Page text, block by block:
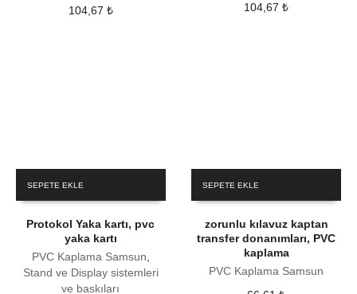
104,67 ₺
104,67₺
SEPETE EKLE
Protokol Yaka kartı, pvc
yaka kartı
PVC Kaplama Samsun,
Stand ve Display sistemleri
ve baskıları
SEPETE EKLE
zorunlu kılavuz kaptan
transfer donanımları, PVC
kaplama
PVC Kaplama Samsun